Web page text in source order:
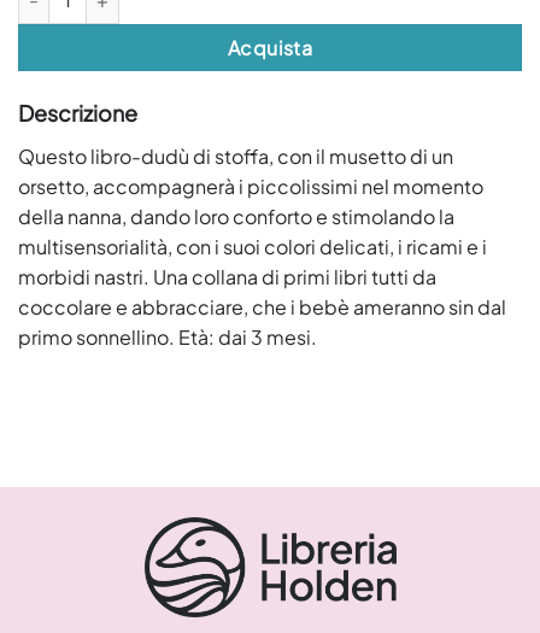
Acquista
Descrizione
Questo libro-dudù di stoffa, con il musetto di un
orsetto, accompagnerà i piccolissimi nel momento
della nanna, dando loro conforto e stimolando la
multisensorialità, con i suoi colori delicati, i ricami e i
morbidi nastri. Una collana di primi libri tutti da
coccolare e abbracciare, che i bebè ameranno sin dal
primo sonnellino. Età: dai 3 mesi.